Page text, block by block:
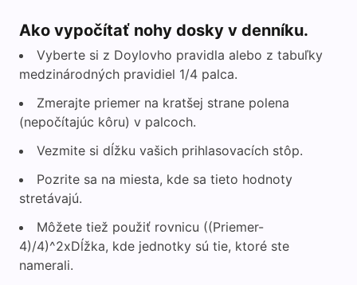
Ako vypočítať nohy dosky v denníku.
Vyberte si z Doylovho pravidla alebo z tabuľky
medzinárodných pravidiel 1/4 palca.
Zmerajte priemer na kratšej strane polena
(nepočítajúc kôru) v palcoch.
Vezmite si dĺžku vašich prihlasovacích stôp.
Pozrite sa na miesta, kde sa tieto hodnoty
stretávajú.
Môžete tiež použiť rovnicu ((Priemer-
4)/4)^2xDĺžka, kde jednotky sú tie, ktoré ste
namerali.